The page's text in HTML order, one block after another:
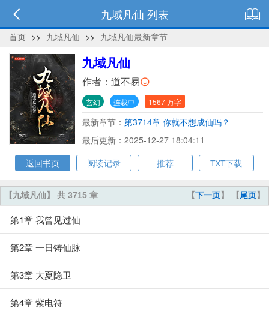
九域凡仙 列表
首页 >> 九域凡仙 >> 九域凡仙最新章节
九域凡仙
作者： 道不易
玄幻 连载中 1567 万字
最新章节： 第3714章 你就不想成仙吗？
最后更新：2025-12-27 18:04:11
返回书页
阅读记录 推荐 TXT下载
【下一页】 【尾页】
【九域凡仙】 共 3715 章
第1章 我曾见过仙
第2章 一日铸仙脉
第3章 大夏隐卫
第4章 紫电符